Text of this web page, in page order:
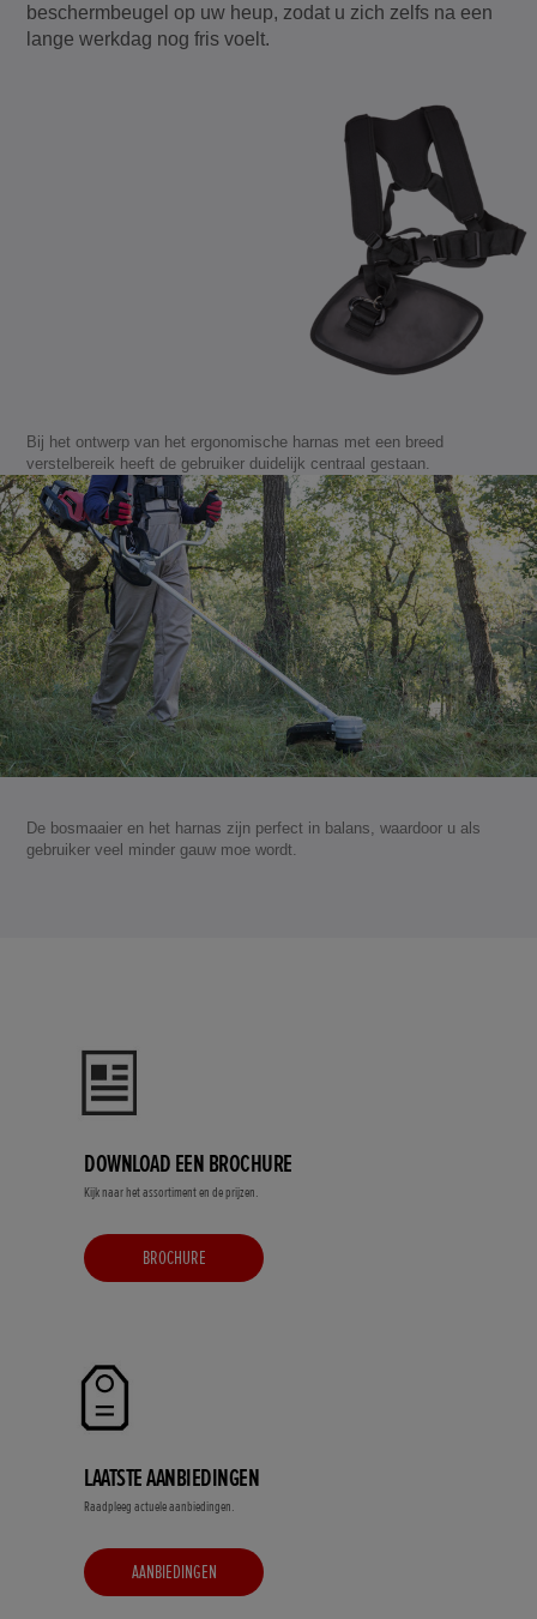
beschermbeugel op uw heup, zodat u zich zelfs na een
lange werkdag nog fris voelt.
Bij het ontwerp van het ergonomische harnas met een breed
verstelbereik heeft de gebruiker duidelijk centraal gestaan.
De bosmaaier en het harnas zijn perfect in balans, waardoor u als
gebruiker veel minder gauw moe wordt.
DOWNLOAD EEN BROCHURE
Kijk naar het assortiment en de prijzen.
BROCHURE
LAATSTE AANBIEDINGEN
Raadpleeg actuele aanbiedingen.
AANBIEDINGEN